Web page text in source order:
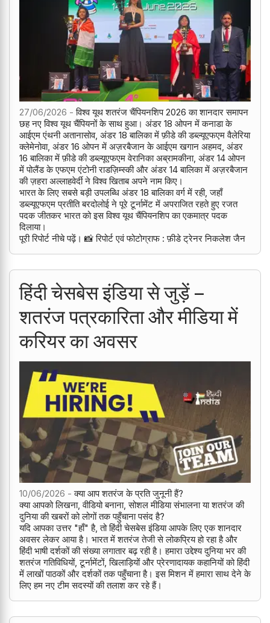
27/06/2026 - विश्व यूथ शतरंज चैंपियनशिप 2026 का शानदार समापन
छह नए विश्व यूथ चैंपियनों के साथ हुआ। अंडर 18 ओपन में कनाडा के
आईएम एंथनी अतानासोव, अंडर 18 बालिका में फ़ीडे की डब्ल्यूएफएम वैलेरिया
क्लेमेनोवा, अंडर 16 ओपन में अज़रबैजान के आईएम खगान अहमद, अंडर
16 बालिका में फ़ीडे की डब्ल्यूएफएम वेरानिका अब्रामकीना, अंडर 14 ओपन
में पोलैंड के एफएम एंटोनी राडज़िम्स्की और अंडर 14 बालिका में अज़रबैजान
की ज़हरा अल्लाहवेर्दी ने विश्व खिताब अपने नाम किए।
भारत के लिए सबसे बड़ी उपलब्धि अंडर 18 बालिका वर्ग में रही, जहाँ
डब्ल्यूएफएम प्रतीति बरदोलोई ने पूरे टूर्नामेंट में अपराजित रहते हुए रजत
पदक जीतकर भारत को इस विश्व यूथ चैंपियनशिप का एकमात्र पदक
दिलाया।
पूरी रिपोर्ट नीचे पढ़ें। 📸 रिपोर्ट एवं फोटोग्राफ : फ़ीडे ट्रेनर निकलेश जैन
हिंदी चेसबेस इंडिया से जुड़ें –
शतरंज पत्रकारिता और मीडिया में
करियर का अवसर
10/06/2026 - क्या आप शतरंज के प्रति जुनूनी हैं?
क्या आपको लिखना, वीडियो बनाना, सोशल मीडिया संभालना या शतरंज की
दुनिया की खबरों को लोगों तक पहुँचाना पसंद है?
यदि आपका उत्तर "हाँ" है, तो हिंदी चेसबेस इंडिया आपके लिए एक शानदार
अवसर लेकर आया है। भारत में शतरंज तेजी से लोकप्रिय हो रहा है और
हिंदी भाषी दर्शकों की संख्या लगातार बढ़ रही है। हमारा उद्देश्य दुनिया भर की
शतरंज गतिविधियों, टूर्नामेंटों, खिलाड़ियों और प्रेरणादायक कहानियों को हिंदी
में लाखों पाठकों और दर्शकों तक पहुँचाना है। इस मिशन में हमारा साथ देने के
लिए हम नए टीम सदस्यों की तलाश कर रहे हैं।